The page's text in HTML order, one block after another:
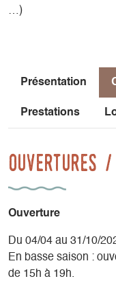
contribuer à cette
…)
Présentation
Prestations
Ouvertures
Ouverture
Du 04/04 au 31/10/
En basse saison :
de 15h à 19h.